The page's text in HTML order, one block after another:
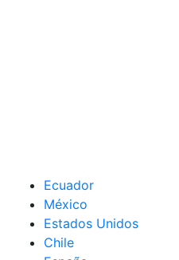
Ecuador
México
Estados Unidos
Chile